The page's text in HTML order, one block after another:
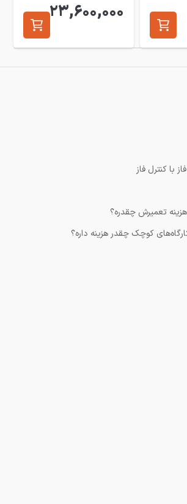
23,600,000
با کنترل فاز
تعمیرش چقدره؟